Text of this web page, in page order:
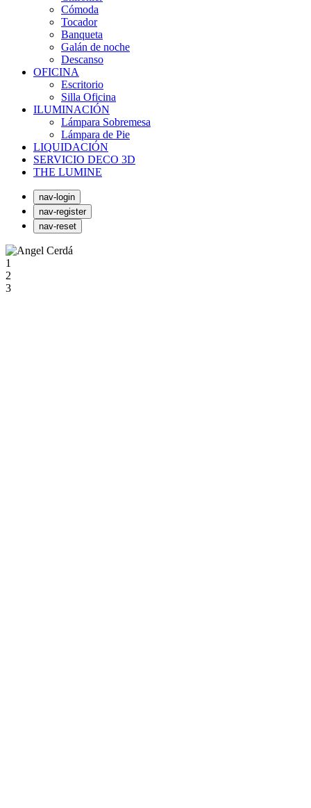
Cómoda
Tocador
Banqueta
Galán de noche
Descanso
OFICINA
Escritorio
Silla Oficina
ILUMINACIÓN
Lámpara Sobremesa
Lámpara de Pie
LIQUIDACIÓN
SERVICIO DECO 3D
THE LUMINE
nav-login
nav-register
nav-reset
1
2
3